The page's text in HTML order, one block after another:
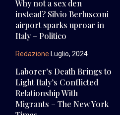
Why not a sex den
instead? Silvio Berlusconi
airport sparks uproar in
Italy – Politico
Redazione Luglio, 2024
Laborer’s Death Brings to
Light Italy’s Conflicted
Relationship With
Migrants – The New York